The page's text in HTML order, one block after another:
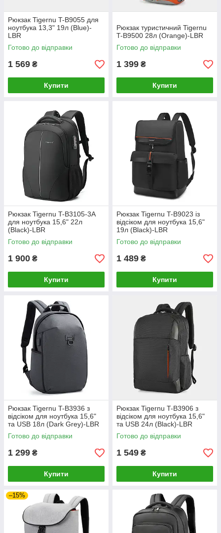
Рюкзак Tigernu T-B9055 для
ноутбука 13,3" 19л (Blue)-
LВR
Готово до відправки
1 569 ₴
Купити
Рюкзак туристичний Tigernu
T-B9500 28л (Orange)-LВR
Готово до відправки
1 399 ₴
Купити
Рюкзак Tigernu T-B3105-3A
для ноутбука 15,6" 22л
(Black)-LВR
Готово до відправки
1 900 ₴
Купити
Рюкзак Tigernu T-B9023 із
відсіком для ноутбука 15,6"
19л (Black)-LВR
Готово до відправки
1 489 ₴
Купити
Рюкзак Tigernu T-B3936 з
відсіком для ноутбука 15,6"
та USB 18л (Dark Grey)-LВR
Готово до відправки
1 299 ₴
Купити
Рюкзак Tigernu T-B3906 з
відсіком для ноутбука 15,6"
та USB 24л (Black)-LВR
Готово до відправки
1 549 ₴
Купити
–15%